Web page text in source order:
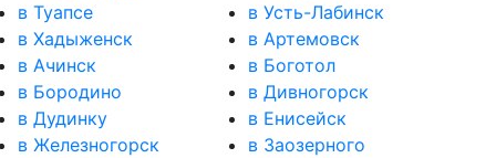
в Туапсе
в Усть-Лабинск
в Хадыженск
в Артемовск
в Ачинск
в Боготол
в Бородино
в Дивногорск
в Дудинку
в Енисейск
в Железногорск
в Заозерного